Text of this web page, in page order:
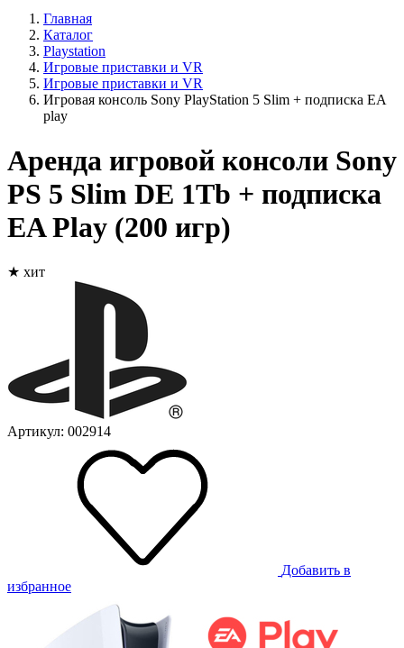
Главная
Каталог
Playstation
Игровые приставки и VR
Игровые приставки и VR
Игровая консоль Sony PlayStation 5 Slim + подписка EA
play
Аренда игровой консоли Sony
PS 5 Slim DE 1Tb + подписка
EA Play (200 игр)
★ хит
Артикул: 002914
Добавить в
избранное